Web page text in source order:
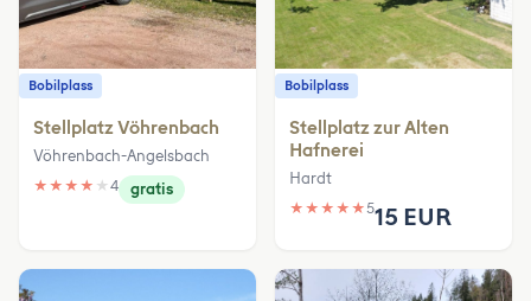
Bobilplass
Stellplatz Vöhrenbach
Vöhrenbach-Angelsbach
★ ★ ★ ★ ★ 4 gratis
Bobilplass
Stellplatz zur Alten
Hafnerei
Hardt
★ ★ ★ ★ ★515 EUR